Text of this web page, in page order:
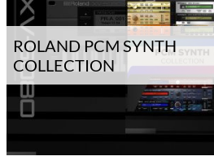
ROLAND PCM SYNTH
COLLECTION